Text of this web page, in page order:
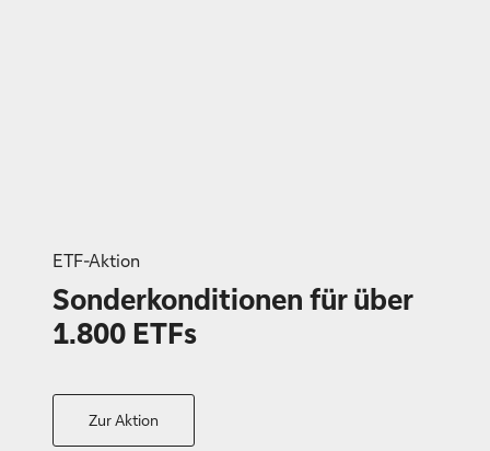
ETF-Aktion
Sonderkonditionen für über
1.800 ETFs
Zur Aktion